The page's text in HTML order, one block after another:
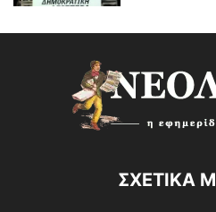
ΣΧΕΤΙΚΑ